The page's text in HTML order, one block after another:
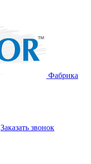
Фабрика
Заказать звонок